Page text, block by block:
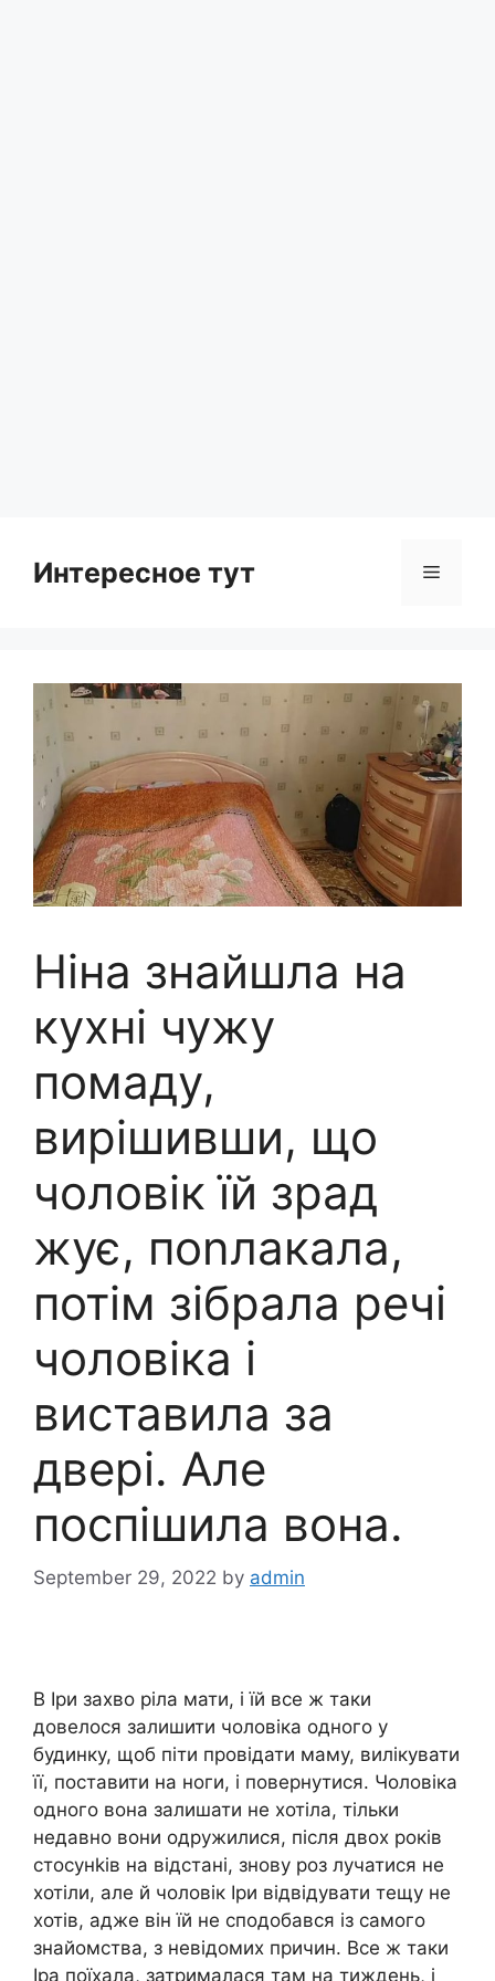
Интересное тут Menu
Ніна знайшла на
кухні чужу
помаду,
вирішивши, що
чоловік їй зрад
жує, поnлакала,
потім зібрала речі
чоловіка і
виставила за
двері. Але
поспішила вона.
September 29, 2022 by admin
В Іри захво ріла мати, і їй все ж таки
довелося залишити чоловіка одного у
будинку, щоб піти провідати маму, вилікувати
її, поставити на ноги, і повернутися. Чоловіка
одного вона залишати не хотіла, тільки
недавно вони одружилися, після двох років
стосунkів на відстані, знову роз лучатися не
хотіли, але й чоловік Іри відвідувати тещу не
хотів, адже він їй не сподобався із самого
знайомства, з невідомих причин. Все ж таки
Іра поїхала, затрималася там на тиждень, і